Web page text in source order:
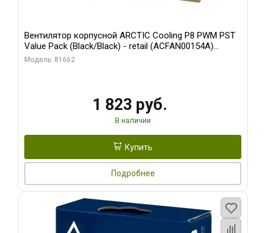
Вентилятор корпусной ARCTIC Cooling P8 PWM PST
Value Pack (Black/Black) - retail (ACFAN00154A)
(702072)
Модель: 81662
1 823 руб.
В наличии
Купить
Подробнее